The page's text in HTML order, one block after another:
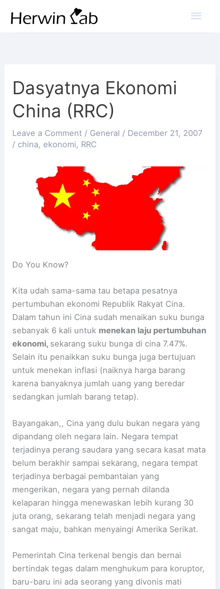
Dasyatnya Ekonomi
China (RRC)
Leave a Comment / General / December 21, 2007
/ china, ekonomi, RRC
Do You Know?
Kita udah sama-sama tau betapa pesatnya
pertumbuhan ekonomi Republik Rakyat Cina.
Dalam tahun ini Cina sudah menaikan suku bunga
sebanyak 6 kali untuk menekan laju pertumbuhan
ekonomi, sekarang suku bunga di cina 7.47%.
Selain itu penaikkan suku bunga juga bertujuan
untuk menekan inflasi (naiknya harga barang
karena banyaknya jumlah uang yang beredar
sedangkan jumlah barang tetap).
Bayangakan,, Cina yang dulu bukan negara yang
dipandang oleh negara lain. Negara tempat
terjadinya perang saudara yang secara kasat mata
belum berakhir sampai sekarang, negara tempat
terjadinya berbagai pembantaian yang
mengerikan, negara yang pernah dilanda
kelaparan hingga menewaskan lebih kurang 30
juta orang, sekarang telah menjadi negara yang
sangat maju, bahkan menyaingi Amerika Serikat.
Pemerintah Cina terkenal bengis dan bernai
bertindak tegas dalam menghukum para koruptor,
baru-baru ini ada seorang yang divonis mati